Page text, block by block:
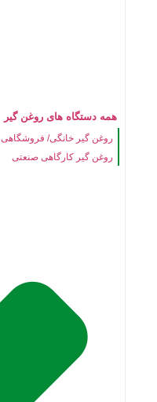
همه دستگاه های روغن گیر
روغن گیر خانگی/ فروشگاهی
روغن گیر کارگاهی صنعتی